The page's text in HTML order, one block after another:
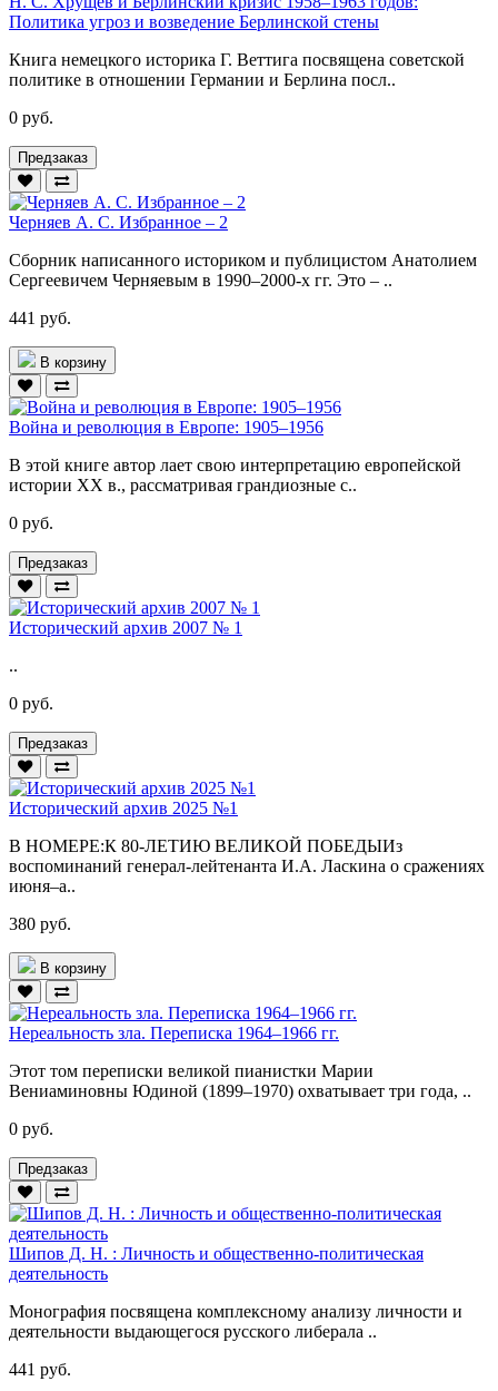
Политика угроз и возведение Берлинской стены
Книга немецкого историка Г. Веттига посвящена советской
политике в отношении Германии и Берлина посл..
0 руб.
Предзаказ
Черняев А. С. Избранное – 2
Сборник написанного историком и публицистом Анатолием
Сергеевичем Черняевым в 1990–2000-х гг. Это – ..
441 руб.
В корзину
Война и революция в Европе: 1905–1956
В этой книге автор лает свою интерпретацию европейской
истории XX в., рассматривая грандиозные с..
0 руб.
Предзаказ
Исторический архив 2007 № 1
..
0 руб.
Предзаказ
Исторический архив 2025 №1
В НОМЕРЕ:К 80-ЛЕТИЮ ВЕЛИКОЙ ПОБЕДЫИз
воспоминаний генерал-лейтенанта И.А. Ласкина о сражениях
июня–а..
380 руб.
В корзину
Нереальность зла. Переписка 1964–1966 гг.
Этот том переписки великой пианистки Марии
Вениаминовны Юдиной (1899–1970) охватывает три года, ..
0 руб.
Предзаказ
Шипов Д. Н. : Личность и общественно-политическая
деятельность
Монография посвящена комплексному анализу личности и
деятельности выдающегося русского либерала ..
441 руб.